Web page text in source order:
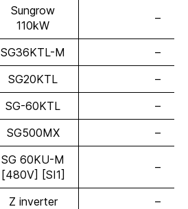
Sungrow
110kW
–
SG36KTL-M
–
SG20KTL
–
SG-60KTL
–
SG500MX –
SG 60KU-M
[480V] [SI1]
–
Z inverter
–